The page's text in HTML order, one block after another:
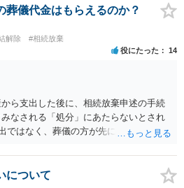
し合いの結果、親がすべて相続と決める
相続の非課税枠は、全員で相続した540
り、母が全部相続すると、母から三人
課税枠となります。 そうすると、母が
親のどちらかが亡くなってから相続す
。 計画的に相続をするのがおすすめと
にも気をつける点はあるかもしれませ
のがおすすめと思います。
葬儀代金はもらえるのか？
解除 #相続放棄
役にたった 14
ら支出した後に、相続放棄申述の手続
なされる「処分」にあたらないとされ
ではなく、葬儀の方が先に来るのが通常
すが) ただ、葬儀費用ならいくらでもよ
相応の、社会的儀式として当然認められ
について